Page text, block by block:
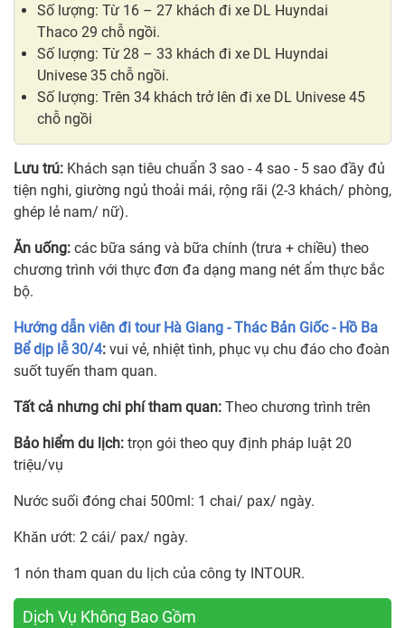
Số lượng: Từ 16 – 27 khách đi xe DL Huyndai
Thaco 29 chỗ ngồi.
Số lượng: Từ 28 – 33 khách đi xe DL Huyndai
Univese 35 chỗ ngồi.
Số lượng: Trên 34 khách trở lên đi xe DL Univese 45
chỗ ngồi
Lưu trú: Khách sạn tiêu chuẩn 3 sao - 4 sao - 5 sao đầy đủ
tiện nghi, giường ngủ thoải mái, rộng rãi (2-3 khách/ phòng,
ghép lẻ nam/ nữ).
Ăn uống: các bữa sáng và bữa chính (trưa + chiều) theo
chương trình với thực đơn đa dạng mang nét ẩm thực bắc
bộ.
Hướng dẫn viên đi tour Hà Giang - Thác Bản Giốc - Hồ Ba
Bể dịp lễ 30/4: vui vẻ, nhiệt tình, phục vụ chu đáo cho đoàn
suốt tuyến tham quan.
Tất cả nhưng chi phí tham quan: Theo chương trình trên
Bảo hiểm du lịch: trọn gói theo quy định pháp luật 20
triệu/vụ
Nước suối đóng chai 500ml: 1 chai/ pax/ ngày.
Khăn ướt: 2 cái/ pax/ ngày.
1 nón tham quan du lịch của công ty INTOUR.
Dịch Vụ Không Bao Gồm